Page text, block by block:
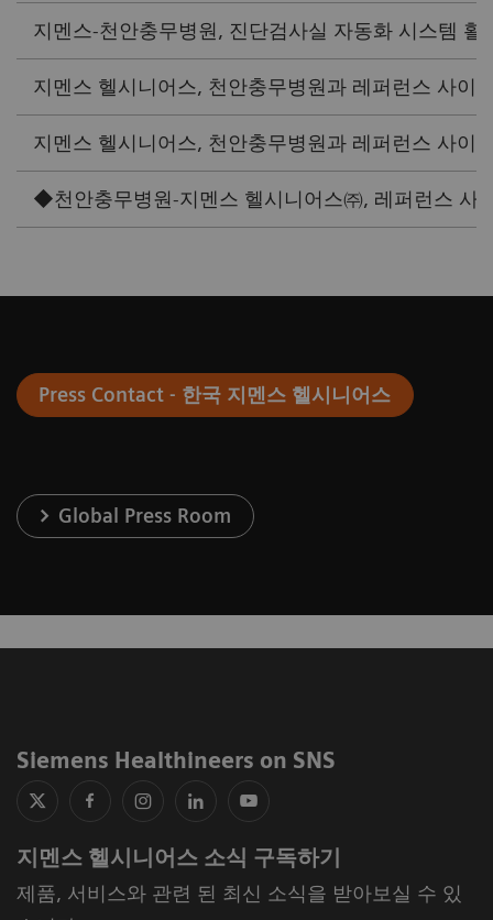
지멘스-천안충무병원, 진단검사실 자동화 시스템
지멘스 헬시니어스, 천안충무병원과 레퍼런스 사이
지멘스 헬시니어스, 천안충무병원과 레퍼런스 사이
◆천안충무병원-지멘스 헬시니어스㈜, 레퍼런스 사
Press Contact - 한국 지멘스 헬시니어스
Global Press Room
Siemens Healthineers on SNS
지멘스 헬시니어스 소식 구독하기
제품, 서비스와 관련 된 최신 소식을 받아보실 수 있